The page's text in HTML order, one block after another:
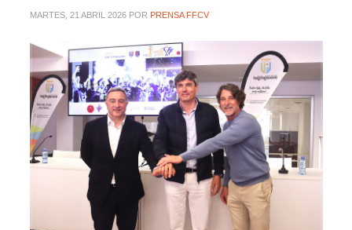
MARTES, 21 ABRIL 2026 POR PRENSA FFCV